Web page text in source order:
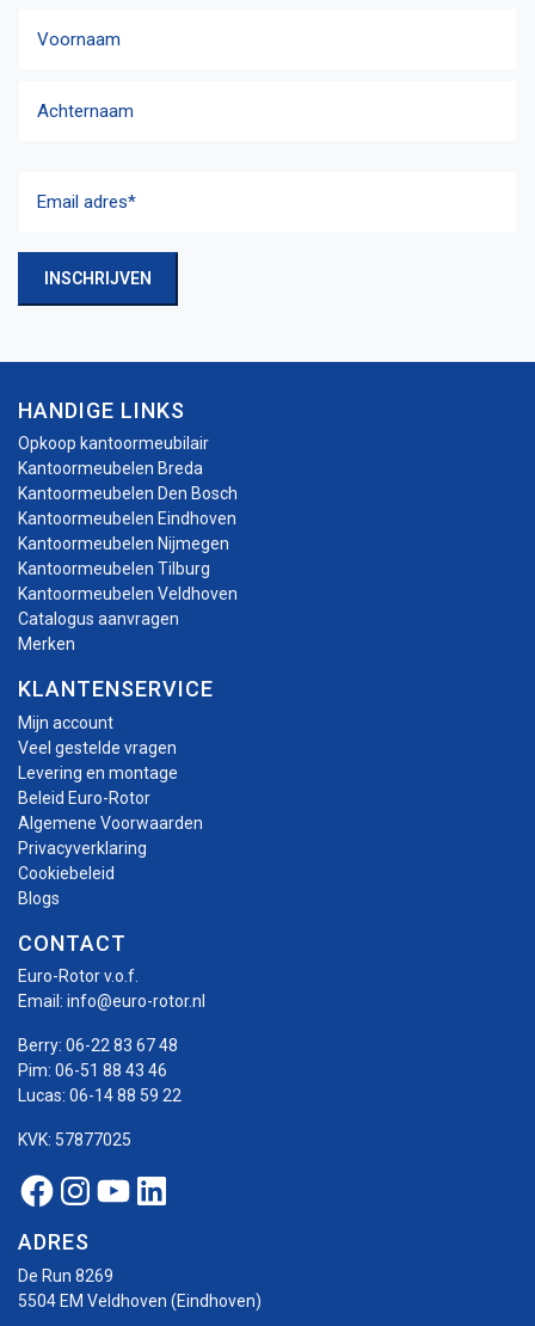
adres(Vereist)
INSCHRIJVEN
HANDIGE LINKS
Opkoop kantoormeubilair
Kantoormeubelen Breda
Kantoormeubelen Den Bosch
Kantoormeubelen Eindhoven
Kantoormeubelen Nijmegen
Kantoormeubelen Tilburg
Kantoormeubelen Veldhoven
Catalogus aanvragen
Merken
KLANTENSERVICE
Mijn account
Veel gestelde vragen
Levering en montage
Beleid Euro-Rotor
Algemene Voorwaarden
Privacyverklaring
Cookiebeleid
Blogs
CONTACT
Euro-Rotor v.o.f.
Email: info@euro-rotor.nl
Berry: 06-22 83 67 48
Pim: 06-51 88 43 46
Lucas: 06-14 88 59 22
KVK: 57877025
Facebook Euro-rotor
Instagram Euro-rotor
Youtube Euro-rotor
Linkedin Euro-rotor
ADRES
De Run 8269
5504 EM Veldhoven (Eindhoven)